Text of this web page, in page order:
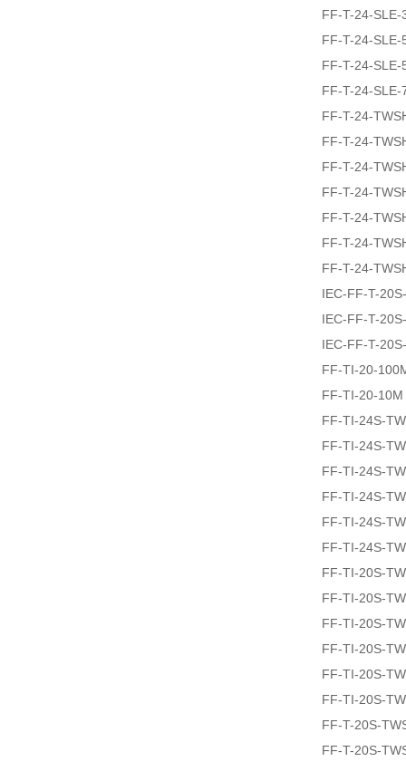
FF-T-24-SLE-
FF-T-24-SLE-
FF-T-24-SLE-
FF-T-24-SLE-
FF-T-24-
FF-T-24-
FF-T-24-
FF-T-24-
FF-T-24-
FF-T-24-
FF-T-24-
IEC-FF-T-
IEC-FF-T-
IEC-FF-T-
FF-TI-20-
FF-TI-20-10M
FF-TI-24S-
FF-TI-24S-
FF-TI-24S-
FF-TI-24S-
FF-TI-24S-
FF-TI-24S-
FF-TI-20S-
FF-TI-20S-
FF-TI-20S-
FF-TI-20S-
FF-TI-20S-
FF-TI-20S-
FF-T-20S-
FF-T-20S-